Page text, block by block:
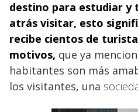
destino para estudiar y
atrás visitar, esto
recibe cientos de
motivos, que ya
habitantes son más
los visitantes, una